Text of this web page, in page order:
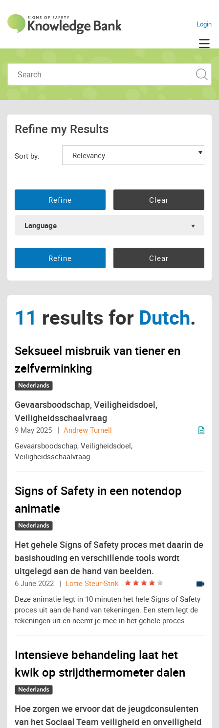
Skip to main content
Navigate to homeLogin
Refine my Results
Sort by:
Language
11 results for Dutch.
Seksueel misbruik van tiener en
zelfverminking
Gevaarsboodschap, Veiligheidsdoel,
Veiligheidsschaalvraag
9 May 2025 | Andrew Turnell
Gevaarsboodschap, Veiligheidsdoel,
Veiligheidsschaalvraag
Signs of Safety in een notendop
animatie
Het gehele Signs of Safety proces met daarin de
basishouding en verschillende tools wordt
uitgelegd aan de hand van beelden.
6 June 2022 | Lotte Steur-Strik
Deze animatie legt in 10 minuten het hele Signs of Safety
proces uit aan de hand van tekeningen. Een stem legt de
tekeningen uit en neemt je mee in het gehele proces.
Intensieve behandeling laat het
kwik op strijdthermometer dalen
Hoe zorgen we ervoor dat de jeugdconsulenten
van het Sociaal Team veiligheid en onveiligheid